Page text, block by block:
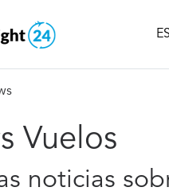
Vuelos
noticias